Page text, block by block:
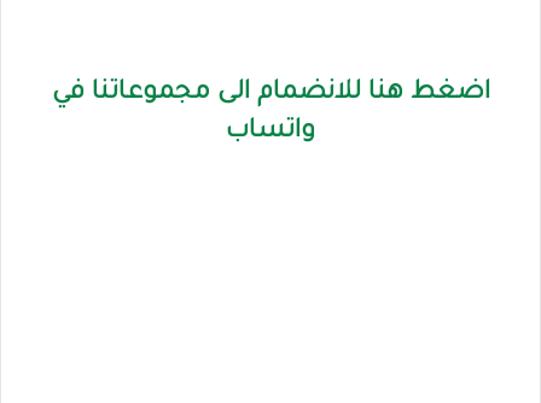
اضغط هنا للانضمام الى مجموعاتنا في
واتساب